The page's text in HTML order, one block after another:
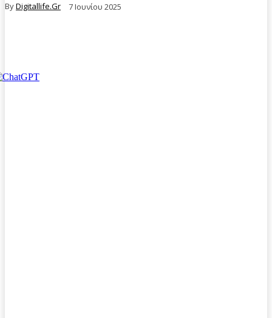
ByDigitallife.gr 7 Ιουνίου 2025